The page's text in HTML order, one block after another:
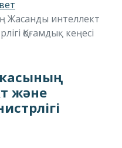
Жасанды интеллект
Қоғамдық кеңесі
және